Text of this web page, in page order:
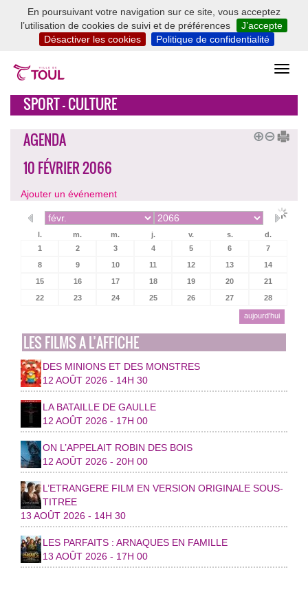
En poursuivant votre navigation sur ce site, vous acceptez
l’utilisation de cookies de suivi et de préférences
J’accepte
Désactiver les cookies
Politique de confidentialité
SPORT - CULTURE
AGENDA
10 FÉVRIER 2066
Ajouter un événement
l. m. m. j. v. s.
d.
1
2 3 4 5 6
7
8
9 10 11 12 13
14
15
16 17 18 19 20
21
22
23 24 25 26 27 28
aujourd’hui
LES FILMS A L’AFFICHE
DES MINIONS ET DES MONSTRES
12 AOÛT 2026 - 14H 30
LA BATAILLE DE GAULLE
12 AOÛT 2026 - 17H 00
ON L’APPELAIT ROBIN DES BOIS
12 AOÛT 2026 - 20H 00
L’ETRANGERE FILM EN VERSION ORIGINALE SOUS-
TITREE
13 AOÛT 2026 - 14H 30
LES PARFAITS : ARNAQUES EN FAMILLE
13 AOÛT 2026 - 17H 00